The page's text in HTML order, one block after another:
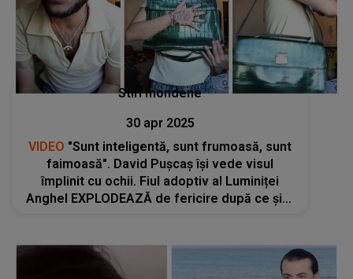
Stiri mondene
30 apr 2025
VIDEO "Sunt inteligentă, sunt frumoasă, sunt
faimoasă". David Pușcaș își vede visul
împlinit cu ochii. Fiul adoptiv al Luminiței
Anghel EXPLODEAZĂ de fericire după ce și-a